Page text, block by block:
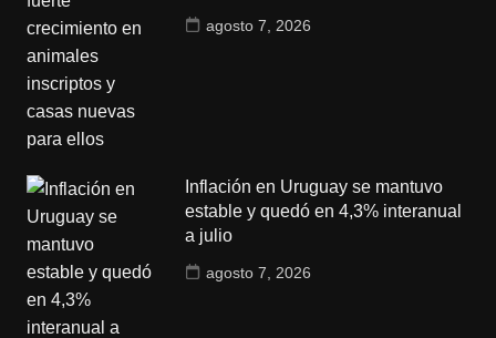
agosto 7, 2026
Inflación en Uruguay se mantuvo
estable y quedó en 4,3% interanual
a julio
agosto 7, 2026